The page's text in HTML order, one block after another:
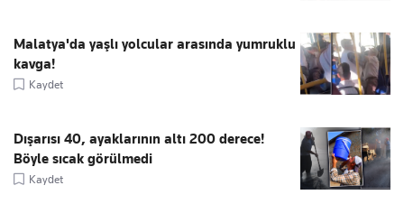
Malatya'da yaşlı yolcular arasında yumruklu
kavga!
Kaydet
Dışarısı 40, ayaklarının altı 200 derece!
Böyle sıcak görülmedi
Kaydet